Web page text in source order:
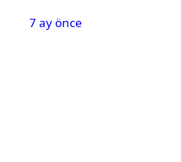
Tatil
7 ay önce